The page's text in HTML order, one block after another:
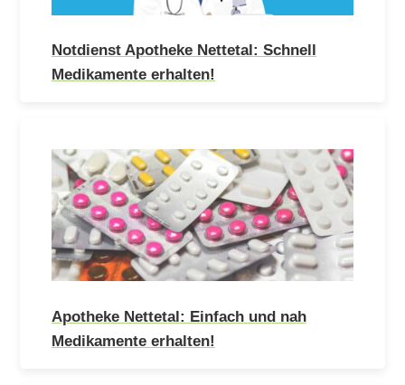
Notdienst Apotheke Nettetal: Schnell
Medikamente erhalten!
Apotheke Nettetal: Einfach und nah
Medikamente erhalten!